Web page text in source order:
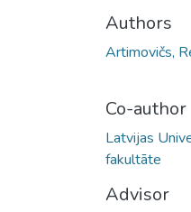
Authors
Artimovičs,
Co-author
Latvijas
fakultāte
Advisor